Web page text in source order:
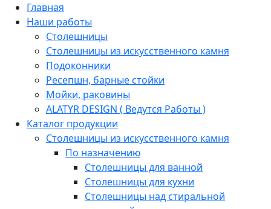
Главная
Наши работы
Столешницы
Столешницы из искусственного камня
Подоконники
Ресепшн, барные стойки
Мойки, раковины
ALATYR DESIGN ( Ведутся Работы )
Каталог продукции
Столешницы из искусственного камня
По назначению
Столешницы для ванной
Столешницы для кухни
Столешницы над стиральной